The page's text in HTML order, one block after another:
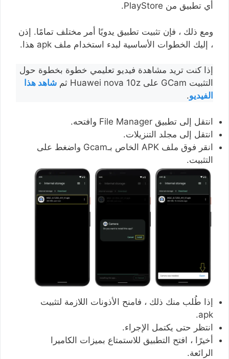
أي تطبيق من PlayStore.
ومع ذلك ، فإن تثبيت تطبيق يدويًا أمر مختلف تمامًا. إذن
، إليك الخطوات الأساسية لبدء استخدام ملف apk هذا.
إذا كنت تريد مشاهدة فيديو تعليمي خطوة بخطوة حول
التثبيت GCam على Huawei nova 10z ثم
شاهد هذا
الفيديو.
انتقل إلى تطبيق File Manager وافتحه.
انتقل إلى مجلد التنزيلات.
انقر فوق ملف APK الخاص بـGcam واضغط على
التثبيت.
إذا طُلب منك ذلك ، فامنح الأذونات اللازمة لتثبيت
apk.
انتظر حتى يكتمل الإجراء.
أخيرًا ، افتح التطبيق للاستمتاع بميزات الكاميرا
الرائعة.